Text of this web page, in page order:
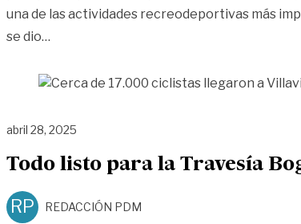
una de las actividades recreodeportivas más
se dio…
abril 28, 2025
Todo listo para la Travesía
RP REDACCIÓN PDM